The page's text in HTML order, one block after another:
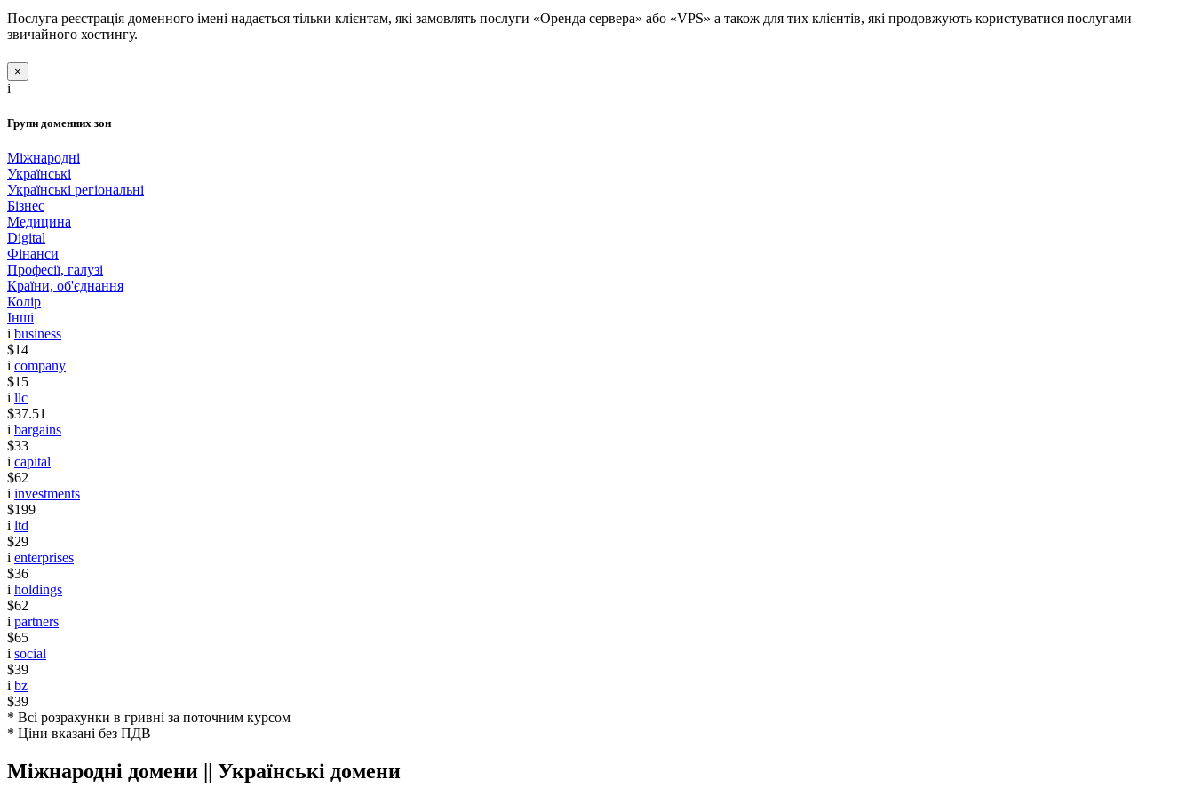
Послуга реєстрація доменного імені надається тільки клієнтам, які замовлять послуги «Оренда сервера» або «VPS» а також для тих клієнтів, які продовжують користуватися послугами
звичайного хостингу.
×
i
Групи доменних зон
Міжнародні
Українські
Українські регіональні
Бізнес
Медицина
Digital
Фінанси
Професії, галузі
Країни, об'єднання
Колір
Інші
i business
$14
i company
$15
i llc
$37.51
i bargains
$33
i capital
$62
i investments
$199
i ltd
$29
i enterprises
$36
i holdings
$62
i partners
$65
i social
$39
i bz
$39
* Всі розрахунки в гривні за поточним курсом
* Ціни вказані без ПДВ
Міжнародні домени || Українські домени